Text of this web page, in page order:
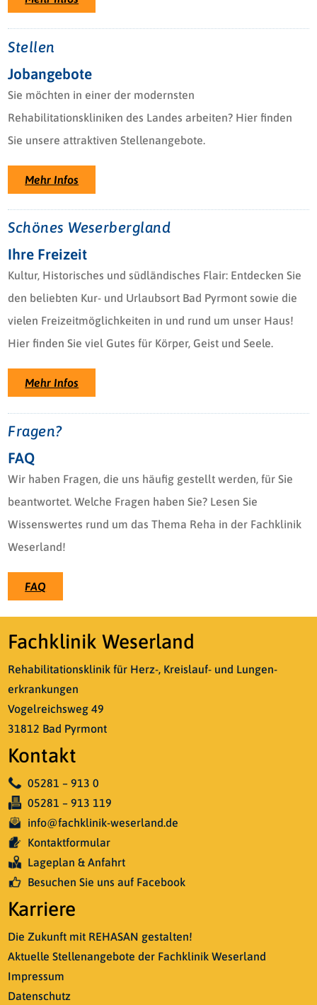
Stellen
Jobangebote
Sie möchten in einer der modernsten
Rehabilitationskliniken des Landes arbeiten? Hier finden
Sie unsere attraktiven Stellenangebote.
Mehr Infos
Schönes Weserbergland
Ihre Freizeit
Kultur, Historisches und südländisches Flair: Entdecken Sie
den beliebten Kur- und Urlaubsort Bad Pyrmont sowie die
vielen Freizeitmöglichkeiten in und rund um unser Haus!
Hier finden Sie viel Gutes für Körper, Geist und Seele.
Mehr Infos
Fragen?
FAQ
Wir haben Fragen, die uns häufig gestellt werden, für Sie
beantwortet. Welche Fragen haben Sie? Lesen Sie
Wissenswertes rund um das Thema Reha in der Fachklinik
Weserland!
FAQ
Fachklinik Weserland
Rehabilitationsklinik für Herz-, Kreislauf- und Lungen­
erkrankungen
Vogelreichsweg 49
31812 Bad Pyrmont
Kontakt
05281 – 913 0
05281 – 913 119
info@fachklinik-weserland.de
Kontaktformular
Lageplan & Anfahrt
Besuchen Sie uns auf Facebook
Karriere
Die Zukunft mit REHASAN gestalten!
Aktuelle Stellenangebote der Fachklinik Weserland
Impressum
Datenschutz